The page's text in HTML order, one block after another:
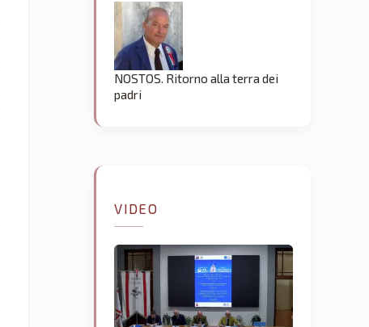
NOSTOS. Ritorno alla terra dei
padri
VIDEO